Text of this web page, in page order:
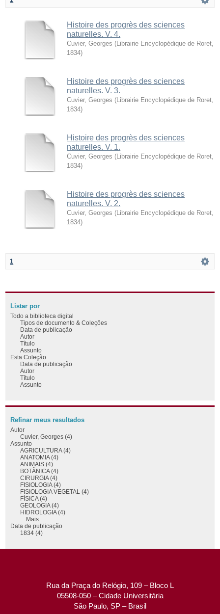
Histoire des progrès des sciences
naturelles. V. 4.
Cuvier, Georges ( Librairie Encyclopédique de Roret
1834)
Histoire des progrès des sciences
naturelles. V. 3.
Cuvier, Georges ( Librairie Encyclopédique de Roret
1834)
Histoire des progrès des sciences
naturelles. V. 1.
Cuvier, Georges ( Librairie Encyclopédique de Roret
1834)
Histoire des progrès des sciences
naturelles. V. 2.
Cuvier, Georges ( Librairie Encyclopédique de Roret
1834)
1
Listar por
Todo a biblioteca digital
Tipos de documento & Coleções
Data de publicação
Autor
Título
Assunto
Esta Coleção
Data de publicação
Autor
Título
Assunto
Refinar meus resultados
Autor
Cuvier, Georges (4)
Assunto
AGRICULTURA (4)
ANATOMIA (4)
ANIMAIS (4)
BOTÂNICA (4)
CIRURGIA (4)
FISIOLOGIA (4)
FISIOLOGIA VEGETAL (4)
FÍSICA (4)
GEOLOGIA (4)
HIDROLOGIA (4)
... Mais
Data de publicação
1834 (4)
Rua da Praça do Relógio, 109 – Bloco L
05508-050 – Cidade Universitária
São Paulo, SP – Brasil